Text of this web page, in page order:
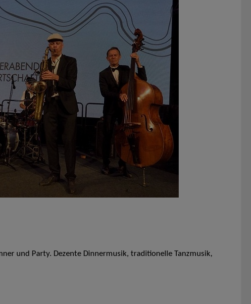
und Party. Dezente Dinnermusik, traditionelle Tanzmusik,